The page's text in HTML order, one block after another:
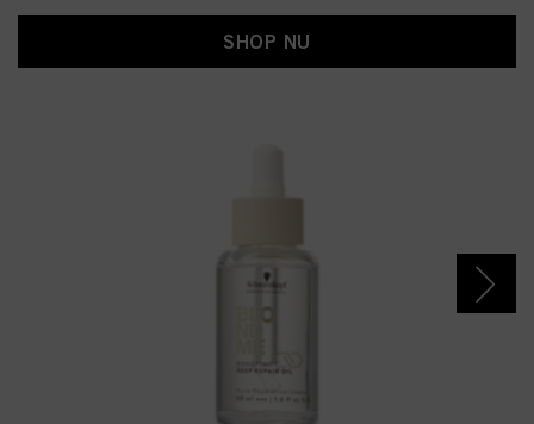
SHOP NU